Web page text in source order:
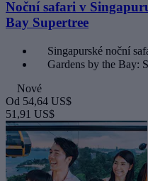
Noční safari v
Bay Supertree
Singapurské noční
Gardens by the Bay:
Nové
Od 54,64 US$
51,91 US$